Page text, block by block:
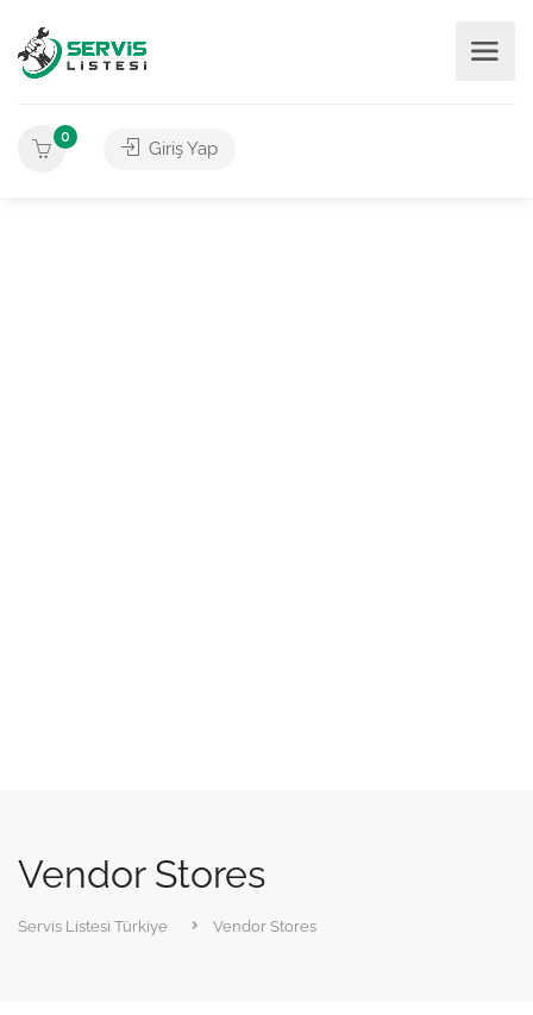
0
Giriş Yap
Vendor Stores
Servis Listesi Türkiye Vendor Stores